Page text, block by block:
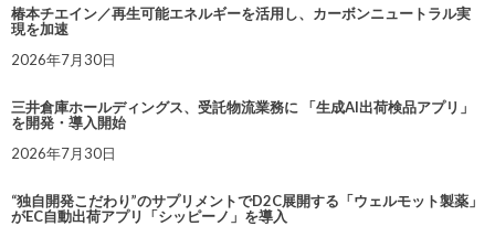
椿本チエイン／再生可能エネルギーを活用し、カーボンニュートラル実
現を加速
2026年7月30日
三井倉庫ホールディングス、受託物流業務に 「生成AI出荷検品アプリ」
を開発・導入開始
2026年7月30日
“独自開発こだわり”のサプリメントでD2C展開する「ウェルモット製薬」
がEC自動出荷アプリ「シッピーノ」を導入